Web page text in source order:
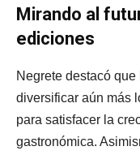
Mirando al
ediciones
Negrete destacó
diversificar aún más
para satisfacer la
gastronómica.